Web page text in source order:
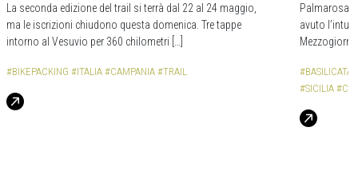
La seconda edizione del trail si terrà dal 22 al 24 maggio,
ma le iscrizioni chiudono questa domenica. Tre tappe
intorno al Vesuvio per 360 chilometri […]
#BIKEPACKING #ITALIA #CAMPANIA #TRAIL
Palmarosa
avuto
#BASILICATA
#SICILIA